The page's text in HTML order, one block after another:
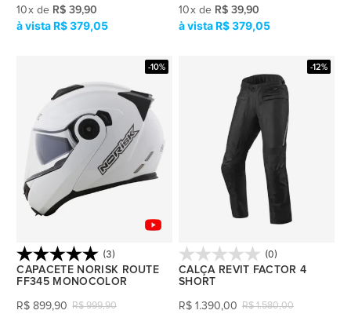
10x de R$ 39,90
R$ 379,05
10x de R$ 39,90
R$ 379,05
-10%
(3)
CAPACETE NORISK ROUTE
FF345 MONOCOLOR
R$ 999,90
R$ 899,90
-12%
(0)
CALÇA REVIT FACTOR 4
SHORT
R$ 1.580,00
R$ 1.390,00